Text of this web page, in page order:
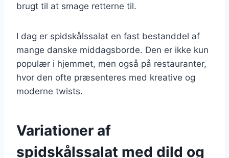
brugt til at smage retterne til.
I dag er spidskålssalat en fast bestanddel af
mange danske middagsborde. Den er ikke kun
populær i hjemmet, men også på restauranter,
hvor den ofte præsenteres med kreative og
moderne twists.
Variationer af
spidskålssalat med dild og